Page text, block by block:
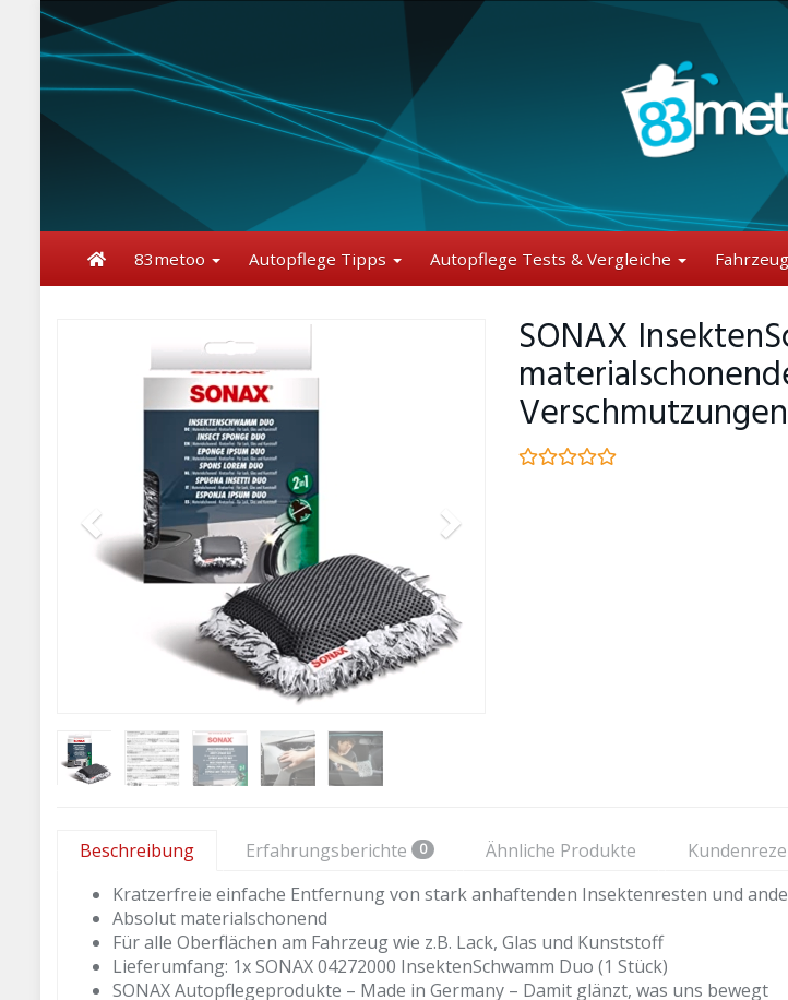
content
83metoo Autopflege Tipps Autopflege Tests & Vergleiche
SONAX
Beschreibung Erfahrungsberichte 0 Ähnliche Produkte
Kratzerfreie einfache Entfernung von stark anhaftenden Insektenresten und
Absolut materialschonend
Für alle Oberflächen am Fahrzeug wie z.B. Lack, Glas und Kunststoff
Lieferumfang: 1x SONAX 04272000 InsektenSchwamm Duo (1 Stück)
SONAX Autopflegeprodukte – Made in Germany – Damit glänzt, was uns bewegt